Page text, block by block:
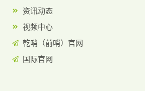
资讯动态
视频中心
乾哨（前哨）官网
国际官网